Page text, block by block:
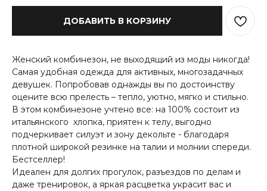
ДОБАВИТЬ В КОРЗИНУ
Женский комбинезон, не выходящий из моды никогда!
Самая удобная одежда для активных, многозадачных
девушек. Попробовав однажды вы по достоинству
оцените всю прелесть – тепло, уютно, мягко и стильно.
В этом комбинезоне учтено все: на 100% состоит из
итальянского хлопка, приятен к телу, выгодно
подчеркивает силуэт и зону декольте - благодаря
плотной широкой резинке на талии и молнии спереди.
Бестселлер!
Идеален для долгих прогулок, разъездов по делам и
даже тренировок, а яркая расцветка украсит вас и